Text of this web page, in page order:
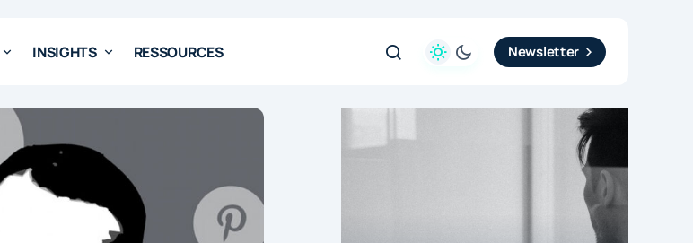
INSIGHTS RESSOURCES Newsletter